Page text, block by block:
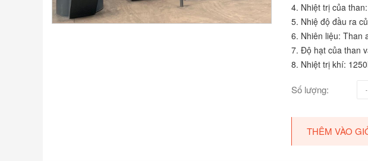
4. Nhiệt trị của
5. Nhiệ độ đầu ra
6. Nhiên liệu: Than
7. Độ hạt của than
8. Nhiệt trị khí:
Số lượng:
THÊM VÀO